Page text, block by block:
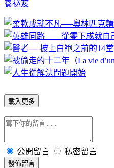
載入更多
公開留言 私密留言
發佈留言